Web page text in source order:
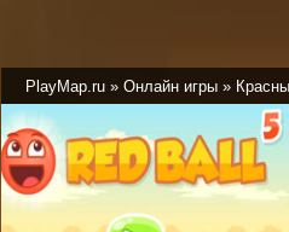
PlayMap.ru » Онлайн игры »